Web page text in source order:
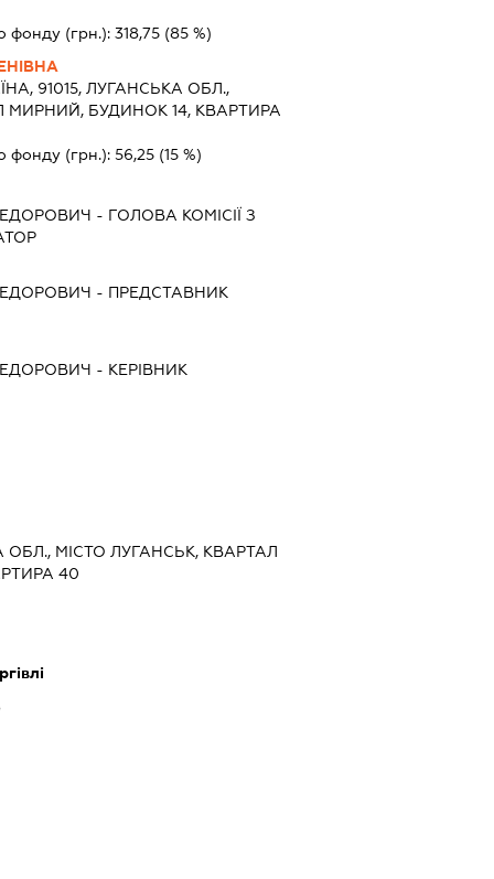
фонду (грн.): 318,75 (85 %)
91015, ЛУГАНСЬКА ОБЛ.,
МИРНИЙ, БУДИНОК 14, КВАРТИРА
фонду (грн.): 56,25 (15 %)
- ГОЛОВА КОМІСІЇ З
- ПРЕДСТАВНИК
- КЕРІВНИК
ОБЛ., МІСТО ЛУГАНСЬК, КВАРТАЛ
40